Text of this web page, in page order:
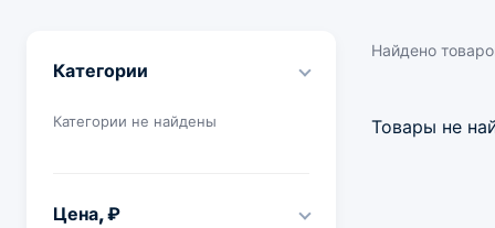
Категории
Категории не найдены
Цена, ₽
Найдено
Товары не